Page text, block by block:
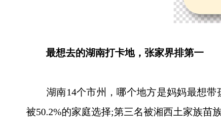
最想去的湖南打卡地，张家界排第一
湖南14个市州，哪个地方是妈妈最想带
被50.2%的家庭选择;第三名被湘西土家族苗